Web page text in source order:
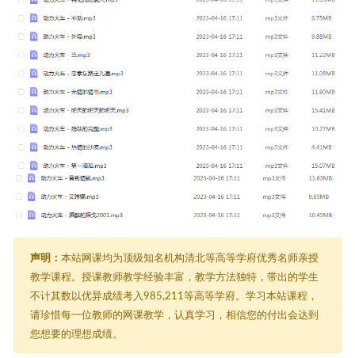
声明： 本站网课均为顶级知名机构清北等高等学府优秀名师亲授
教学课程。授课教师教学经验丰富，教学方法独特，带出的学生
不计其数以优异成绩考入985,211等高等学府。学习本站课程，
请珍惜每一位教师的网课教学，认真学习，相信您的付出会达到
您想要的理想成绩。